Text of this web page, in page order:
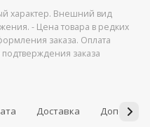
характер. Внешний вид
- Цена товара в редких
заказа. Оплата
подтверждения заказа
Доставка